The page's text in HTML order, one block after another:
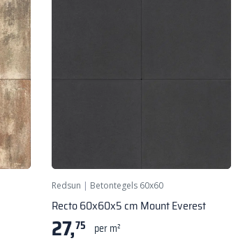
Redsun | Betontegels 60x60
Recto 60x60x5 cm Mount Everest
27,75 per m²